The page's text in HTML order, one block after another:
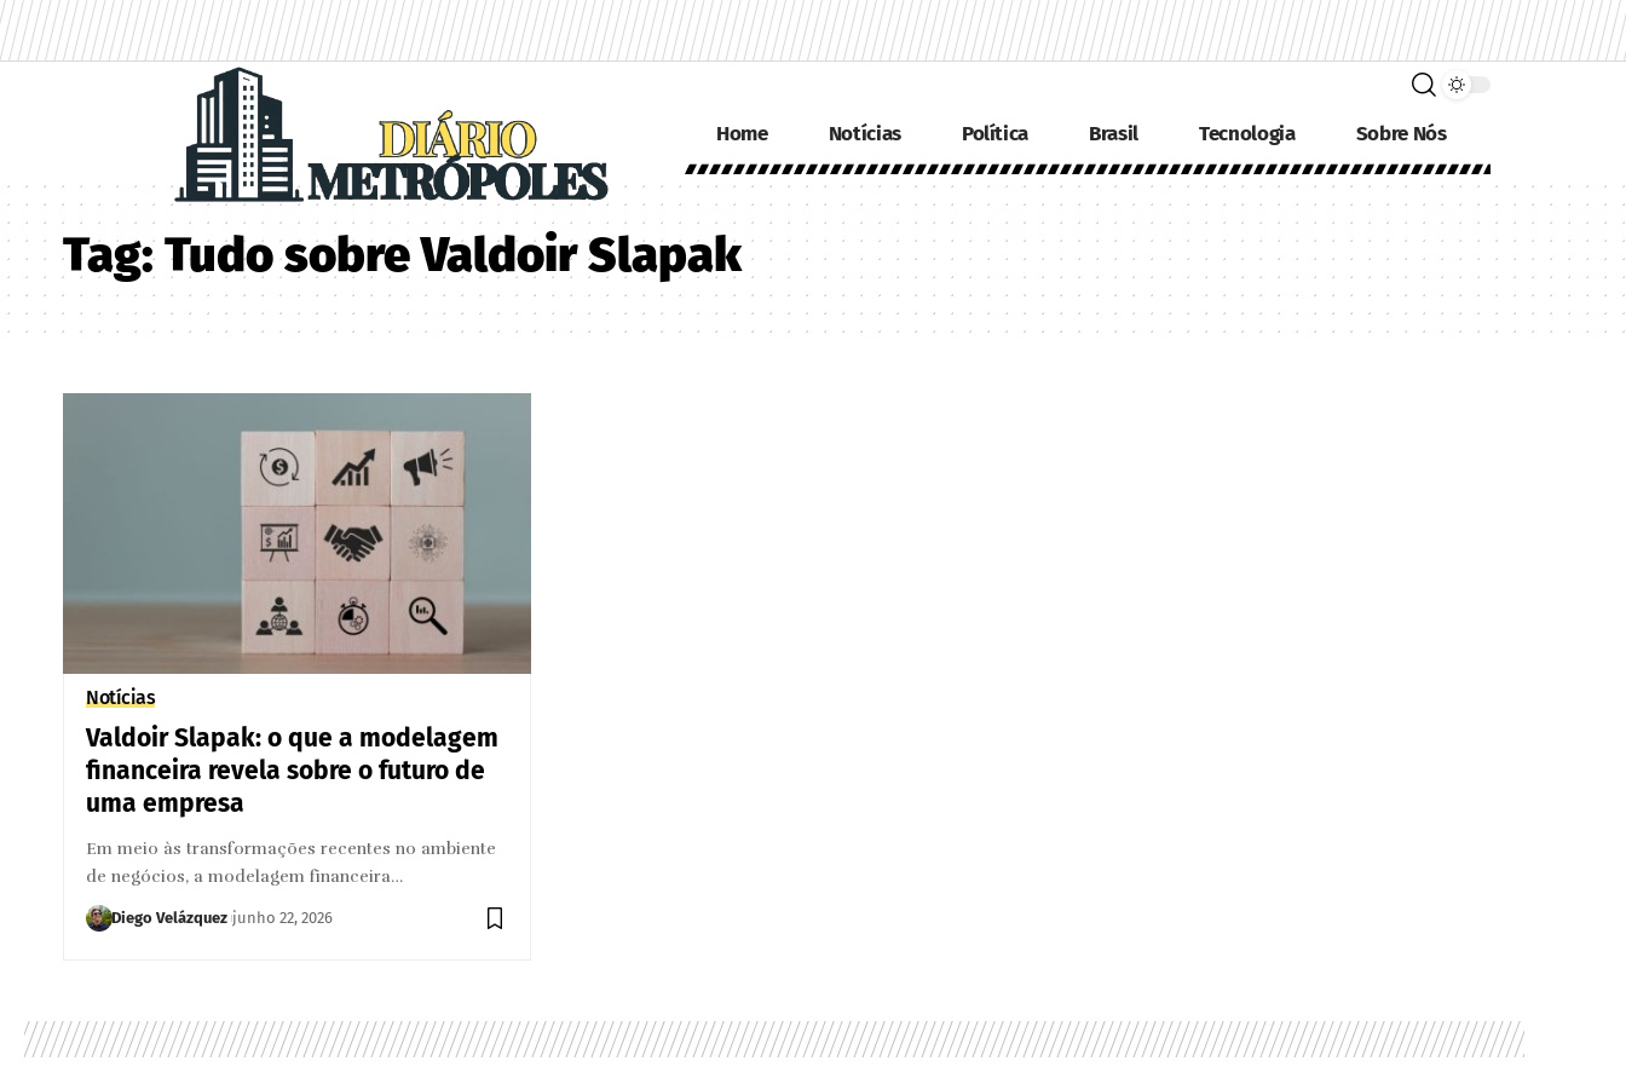
Home Notícias Política Brasil Tecnologia Sobre Nós
Tag:Tudo sobre Valdoir Slapak
Notícias
Valdoir Slapak: o que a modelagem
financeira revela sobre o futuro de
uma empresa
Em meio às transformações recentes no ambiente
de negócios, a modelagem financeira…
Diego Velázquez junho 22, 2026